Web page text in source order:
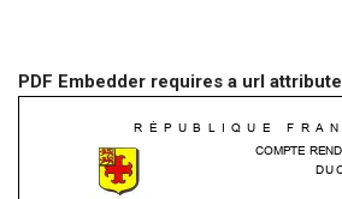
PDF Embedder requires a url attribute